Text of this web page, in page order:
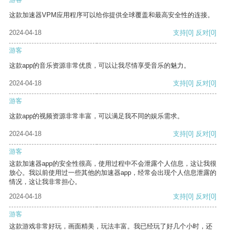
这款加速器VPM应用程序可以给你提供全球覆盖和最高安全性的连接。
2024-04-18 支持[0] 反对[0]
游客
这款app的音乐资源非常优质，可以让我尽情享受音乐的魅力。
2024-04-18 支持[0] 反对[0]
游客
这款app的视频资源非常丰富，可以满足我不同的娱乐需求。
2024-04-18 支持[0] 反对[0]
游客
这款加速器app的安全性很高，使用过程中不会泄露个人信息，这让我很
放心。我以前使用过一些其他的加速器app，经常会出现个人信息泄露的
情况，这让我非常担心。
2024-04-18
支持[0] 反对[0]
游客
这款游戏非常好玩，画面精美，玩法丰富。我已经玩了好几个小时，还